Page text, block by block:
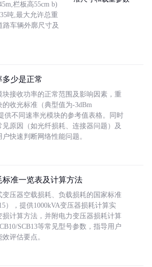
栏板高55cm b)
吨,最大允许总重
路车辆外廓尺寸及
少是正常
块接收功率的正常范围及影响因素，重
的收光标准（典型值为-3dBm
供不同速率光模块的参考值表格。同时
原因（如光纤损耗、连接器问题）及
快速判断网络性能问题。
准一览表及计算方法
变压器空载损耗、负载损耗的国家标准
），提供1000kVA变压器损耗计算实
损计算方法，并附电力变压器损耗计算
SCB13等常见型号参数，指导用户
评估要点。